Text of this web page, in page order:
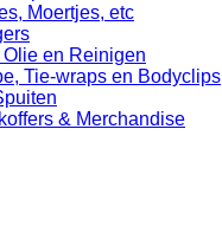
Moertjes, etc
Olie en Reinigen
Tie-wraps en Bodyclips
& Merchandise